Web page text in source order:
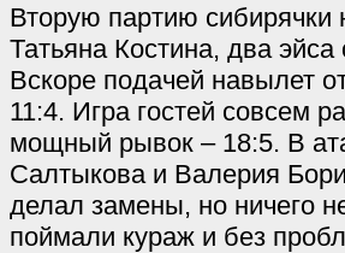
Вторую партию
Татьяна Костина, два
Вскоре подачей навылет
11:4. Игра гостей совсем
мощный рывок – 18:5. В
Салтыкова и Валерия
делал замены, но ничего
поймали кураж и без